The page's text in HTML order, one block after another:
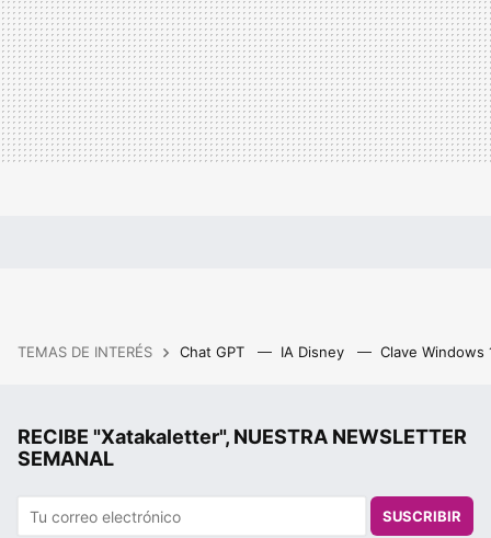
TEMAS DE INTERÉS Chat GPT IA Disney Clave Windows
RECIBE "Xatakaletter", NUESTRA NEWSLETTER
SEMANAL
SUSCRIBIR